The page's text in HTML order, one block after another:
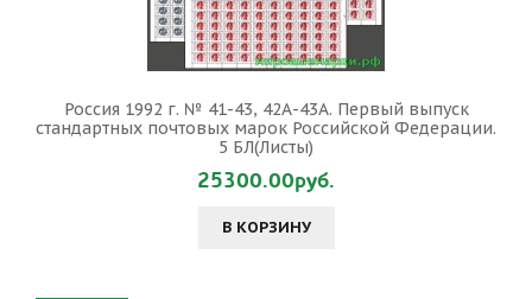
Россия 1992 г. № 41-43, 42А-43А. Первый выпуск
стандартных почтовых марок Российской Федерации.
5 БЛ(Листы)
25300.00руб.
В КОРЗИНУ